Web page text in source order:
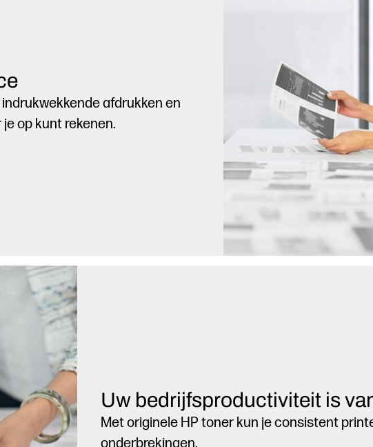
afdrukken en
op kunt rekenen.
Uw bedrijfsproductiviteit is
Met originele HP toner kun je consistent
onderbrekingen.